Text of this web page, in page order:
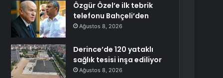
Özgür Özel’e ilk tebrik
telefonu Bahçeli’den
Ağustos 8, 2026
Derince’de 120 yataklı
sağlık tesisi inşa ediliyor
Ağustos 8, 2026